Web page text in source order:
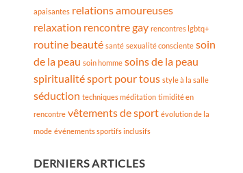
apaisantes relations amoureuses
relaxation rencontre gay rencontres lgbtq+
routine beauté santé sexualité consciente soin
de la peau soin homme soins de la peau
spiritualitésport pour tous style à la salle
séduction techniques méditation timidité en
rencontre vêtements de sport évolution de la
mode événements sportifs inclusifs
DERNIERS ARTICLES